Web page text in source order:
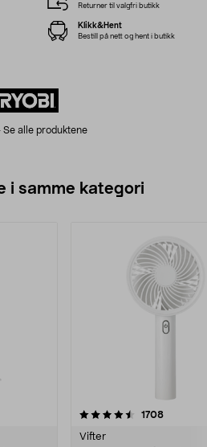
Se alle produktene
Returner til valgfri butikk
Klikk&Hent
Bestill på nett og hent i butikk
i samme kategori
1708
Vifter
4.0 av 5 stjerner